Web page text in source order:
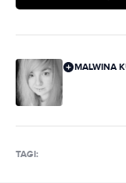
MALWINA
TAGI: